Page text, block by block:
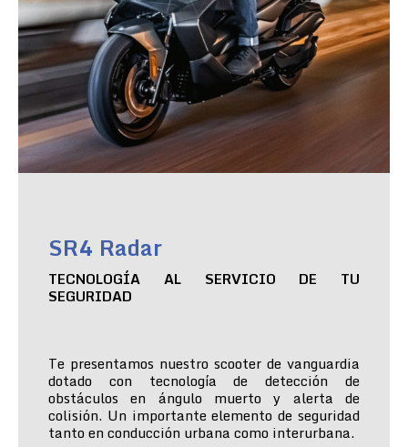
SR4 Radar
TECNOLOGÍA AL SERVICIO DE TU
SEGURIDAD
Te presentamos nuestro scooter de vanguardia
dotado con tecnología de detección de
obstáculos en ángulo muerto y alerta de
colisión. Un importante elemento de seguridad
tanto en conducción urbana como interurbana.